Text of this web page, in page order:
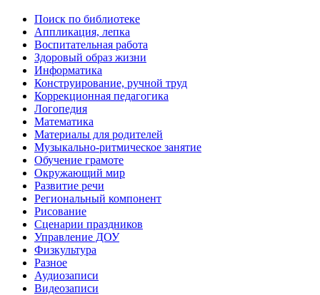
Поиск по библиотеке
Аппликация, лепка
Воспитательная работа
Здоровый образ жизни
Информатика
Конструирование, ручной труд
Коррекционная педагогика
Логопедия
Математика
Материалы для родителей
Музыкально-ритмическое занятие
Обучение грамоте
Окружающий мир
Развитие речи
Региональный компонент
Рисование
Сценарии праздников
Управление ДОУ
Физкультура
Разное
Аудиозаписи
Видеозаписи